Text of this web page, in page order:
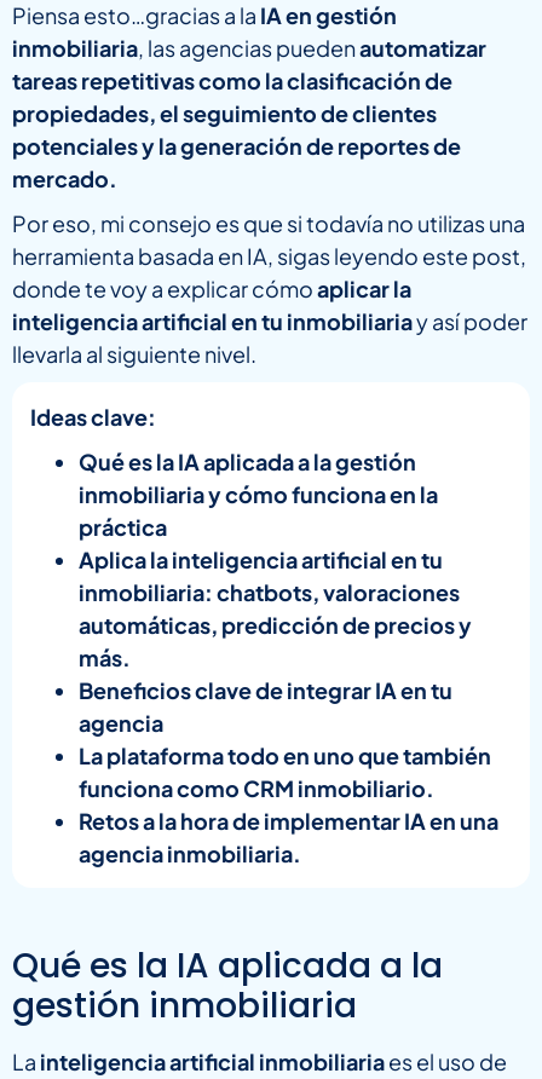
Piensa esto…gracias a la IA en gestión
inmobiliaria, las agencias puedenautomatizar
tareas repetitivas como la clasificación de
propiedades, el seguimiento de clientes
potenciales y la generación de reportes de
mercado.
Por eso, mi consejo es que si todavía no utilizas una
herramienta basada en IA, sigas leyendo este post,
donde te voy a explicar cómoaplicar la
inteligencia artificial en tu inmobiliariay así poder
llevarla al siguiente nivel.
Ideas clave:
Qué es la IA aplicada a la gestión
inmobiliaria y cómo funciona en la
práctica
Aplica la inteligencia artificial en tu
inmobiliaria: chatbots, valoraciones
automáticas, predicción de precios y
más.
Beneficios clave de integrar IA en tu
agencia
La plataforma todo en uno que también
funciona como CRM inmobiliario.
Retos a la hora de implementar IA en una
agencia inmobiliaria.
Qué es la IA aplicada a la
gestión inmobiliaria
La inteligencia artificial inmobiliariaes el uso de